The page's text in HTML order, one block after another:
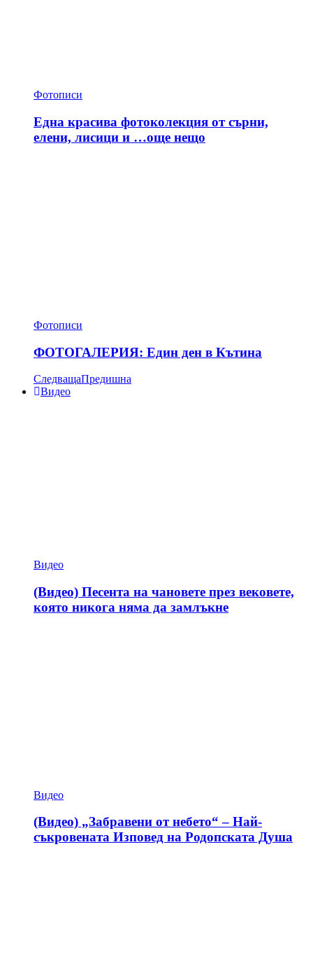
Фотописи
Една красива фотоколекция от сърни,
елени, лисици и …още нещо
Фотописи
ФОТОГАЛЕРИЯ: Един ден в Кътина
СледващаПредишна
Видео
Видео
(Видео) Песента на чановете през вековете,
която никога няма да замлъкне
Видео
(Видео) „Забравени от небето“ – Най-
съкровената Изповед на Родопската Душа